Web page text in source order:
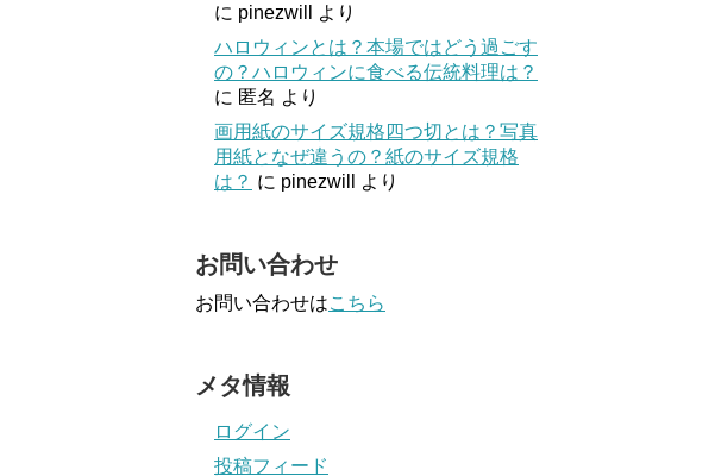
に pinezwill
より
ハロウィンとは？本場ではどう過ごす
の？ハロウィンに食べる伝統料理は？
に 匿名 より
画用紙のサイズ規格四つ切とは？写真
用紙となぜ違うの？紙のサイズ規格
は？ に pinezwill より
お問い合わせ
お問い合わせはこちら
メタ情報
ログイン
投稿フィード